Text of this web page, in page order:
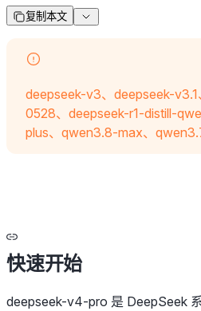
复制本文
deepseek-v3、deepseek-
0528、deepseek-r1-distill-
plus、qwen3.8-max、
快速开始
deepseek-v4-pro 是 DeepSeek